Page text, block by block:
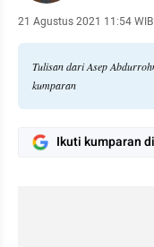
21 Agustus 2021 11:54 WIB
Tulisan dari Asep
kumparan
Ikuti kumparan